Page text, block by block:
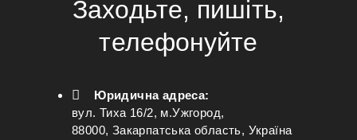
Заходьте, пишіть,
телефонуйте
Юридична адреса:
вул. Тиха 16/2, м.Ужгород,
88000, Закарпатська область, Україна